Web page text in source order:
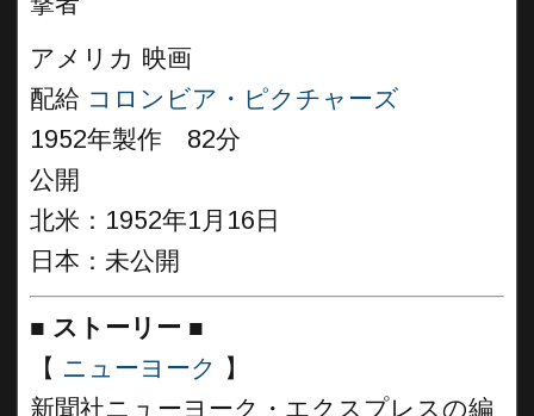
アメリカ 映画
配給 コロンビア・ピクチャーズ
1952年製作 82分
公開
北米：1952年1月16日
日本：未公開
■ ストーリー ■
【 ニューヨーク 】
新聞社ニューヨーク・エクスプレスの編